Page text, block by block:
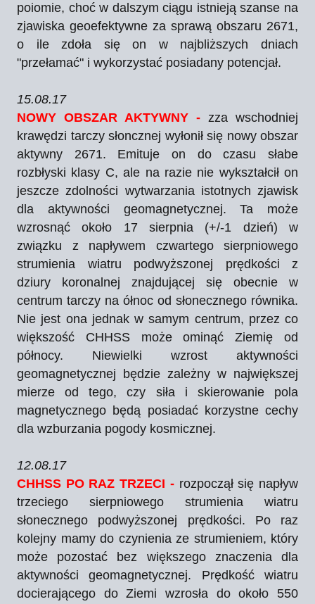
poiomie, choć w dalszym ciągu istnieją szanse na
zjawiska geoefektywne za sprawą obszaru 2671,
o ile zdoła się on w najbliższych dniach
"przełamać" i wykorzystać posiadany potencjał.
15.08.17
NOWY OBSZAR AKTYWNY - zza wschodniej
krawędzi tarczy słoncznej wyłonił się nowy obszar
aktywny 2671. Emituje on do czasu słabe
rozbłyski klasy C, ale na razie nie wykształcił on
jeszcze zdolności wytwarzania istotnych zjawisk
dla aktywności geomagnetycznej. Ta może
wzrosnąć około 17 sierpnia (+/-1 dzień) w
związku z napływem czwartego sierpniowego
strumienia wiatru podwyższonej prędkości z
dziury koronalnej znajdującej się obecnie w
centrum tarczy na ółnoc od słonecznego równika.
Nie jest ona jednak w samym centrum, przez co
większość CHHSS może ominąć Ziemię od
północy. Niewielki wzrost aktywności
geomagnetycznej będzie zależny w największej
mierze od tego, czy siła i skierowanie pola
magnetycznego będą posiadać korzystne cechy
dla wzburzania pogody kosmicznej.
12.08.17
CHHSS PO RAZ TRZECI -rozpoczął się napływ
trzeciego sierpniowego strumienia wiatru
słonecznego podwyższonej prędkości. Po raz
kolejny mamy do czynienia ze strumieniem, który
może pozostać bez większego znaczenia dla
aktywności geomagnetycznej. Prędkość wiatru
docierającego do Ziemi wzrosła do około 550